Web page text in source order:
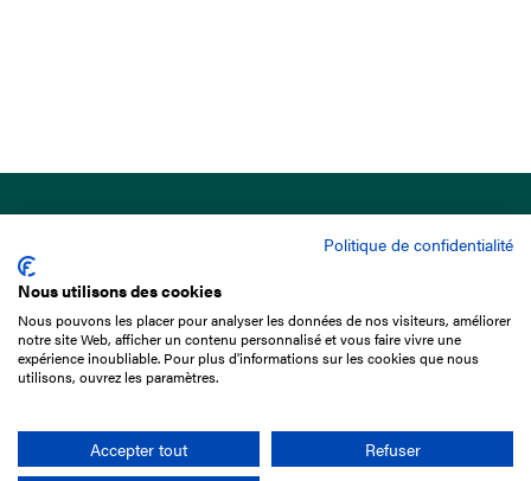
15 Boulevard de Douaumont
75017 Paris
01 49 10 20 29
Rechercher
Politique de confidentialité
Nous utilisons des cookies
Nous pouvons les placer pour analyser les données de nos visiteurs, améliorer
notre site Web, afficher un contenu personnalisé et vous faire vivre une
expérience inoubliable. Pour plus d'informations sur les cookies que nous
utilisons, ouvrez les paramètres.
Accepter tout
Refuser